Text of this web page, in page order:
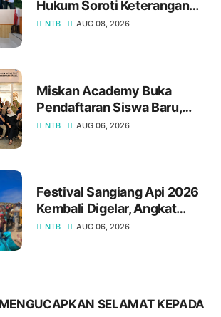
Hukum Soroti Keterangan
Anggota DPRD Bima soal
NTB AUG 08, 2026
Miskan Academy Buka
Pendaftaran Siswa Baru,
Hadirkan Program
NTB AUG 06, 2026
Festival Sangiang Api 2026
Kembali Digelar, Angkat
Sejarah, Budaya, dan
NTB AUG 06, 2026
SELAMAT KEPADA